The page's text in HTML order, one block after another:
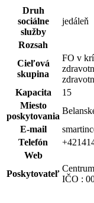
Druh
sociálne
služby
jedáleň
Rozsah
Cieľová
skupina
FO v
Kapacita
15
Miesto
poskytovania
E-mail
Telefón
Web
Poskytovateľ
IČO :